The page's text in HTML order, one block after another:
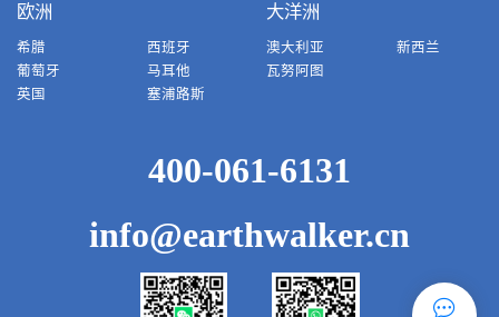
欧洲
希腊
西班牙
葡萄牙
马耳他
英国
塞浦路斯
大洋洲
澳大利亚
新西兰
瓦努阿图
400-061-6131
info@earthwalker.cn